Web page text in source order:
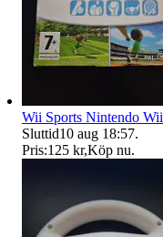
Wii Sports Nintendo Wii
Sluttid10 aug 18:57.
Pris:125 kr,Köp nu.